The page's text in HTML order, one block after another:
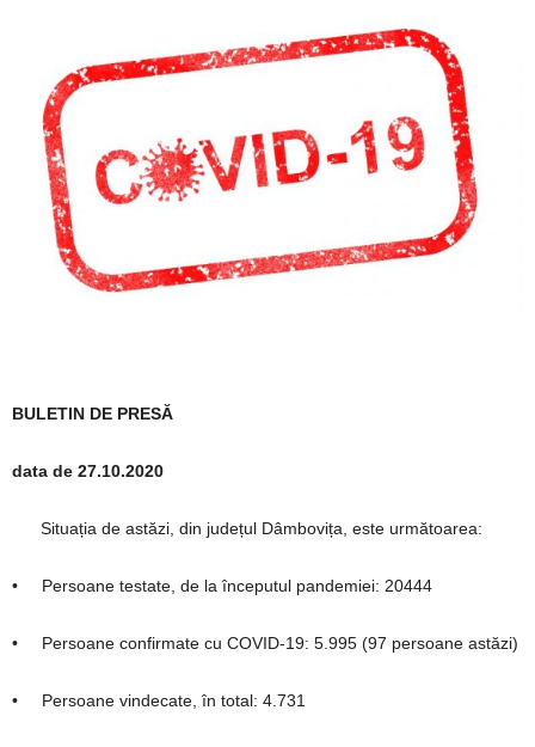
BULETIN DE PRESĂ
data de 27.10.2020
Situația de astăzi, din județul Dâmbovița, este următoarea:
• Persoane testate, de la începutul pandemiei: 20444
• Persoane confirmate cu COVID-19: 5.995 (97 persoane astăzi)
• Persoane vindecate, în total: 4.731